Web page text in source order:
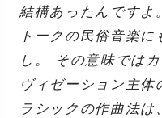
結構あったんですよ
トークの民俗音楽
し。 その意味では
ヴィゼーション主体
ラシックの作曲法は